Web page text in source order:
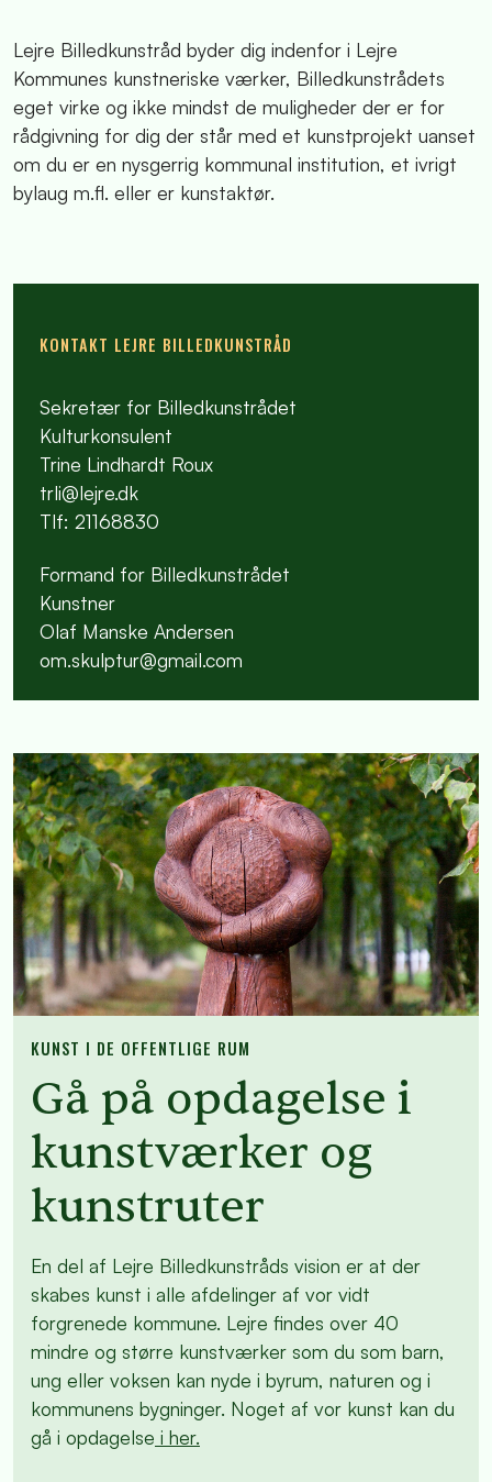
Lejre Billedkunstråd byder dig indenfor i Lejre
Kommunes kunstneriske værker, Billedkunstrådets
eget virke og ikke mindst de muligheder der er for
rådgivning for dig der står med et kunstprojekt uanset
om du er en nysgerrig kommunal institution, et ivrigt
bylaug m.fl. eller er kunstaktør.
KONTAKT LEJRE BILLEDKUNSTRÅD
Sekretær for Billedkunstrådet
Kulturkonsulent
Trine Lindhardt Roux
trli@lejre.dk
Tlf: 21168830
Formand for Billedkunstrådet
Kunstner
Olaf Manske Andersen
om.skulptur@gmail.com
KUNST I DE OFFENTLIGE RUM
Gå på opdagelse i
kunstværker og
kunstruter
En del af Lejre Billedkunstråds vision er at der
skabes kunst i alle afdelinger af vor vidt
forgrenede kommune. Lejre findes over 40
mindre og større kunstværker som du som barn,
ung eller voksen kan nyde i byrum, naturen og i
kommunens bygninger. Noget af vor kunst kan du
gå i opdagelse i her.